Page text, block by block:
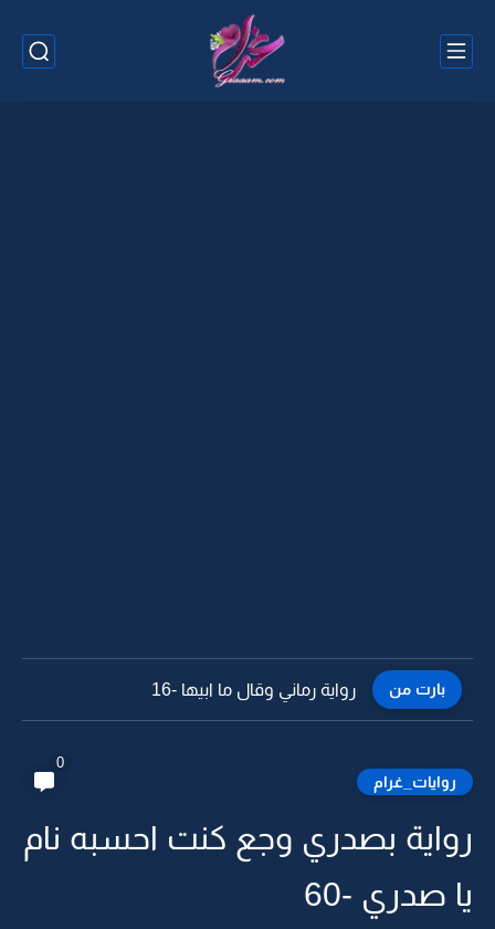
بارت من رواية رماني وقال ما ابيها -15
روايات_غرام
0
رواية بصدري وجع كنت احسبه نام
يا صدري -60